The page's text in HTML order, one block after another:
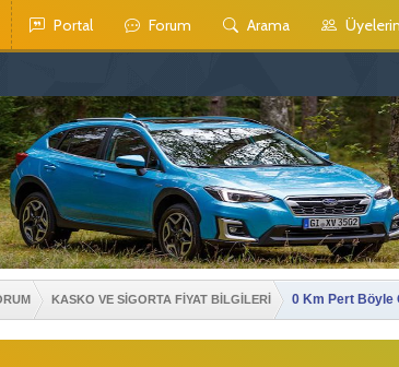
Portal Forum Arama
KASKO VE SİGORTA FİYAT BİLGİLERİ 0 Km Pert Böyle